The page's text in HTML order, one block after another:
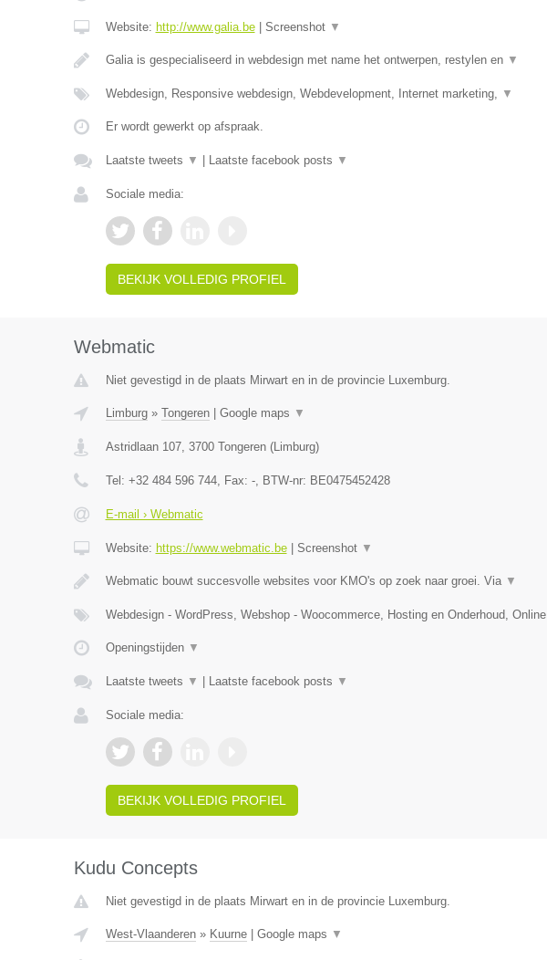
Website: http://www.galia.be| Screenshot ▼
Galia is gespecialiseerd in webdesign met name het ontwerpen, restylen en ▼
Webdesign, Responsive webdesign, Webdevelopment, Internet marketing, ▼
Er wordt gewerkt op afspraak.
Laatste tweets ▼ Laatste facebook posts ▼
Sociale media:
BEKIJK VOLLEDIG PROFIEL
Webmatic
Niet gevestigd in de plaats Mirwart en in de provincie Luxemburg.
Limburg» Tongeren| Google maps ▼
Astridlaan 107, 3700 Tongeren(Limburg)
Tel: +32 484 596 744, Fax: -, BTW-nr: BE0475452428
E-mail › Webmatic
Website: https://www.webmatic.be| Screenshot ▼
Webmatic bouwt succesvolle websites voor KMO's op zoek naar groei. Via ▼
Webdesign - WordPress, Webshop - Woocommerce, Hosting en Onderhoud, Online
Openingstijden ▼
Laatste tweets ▼ Laatste facebook posts ▼
Sociale media:
BEKIJK VOLLEDIG PROFIEL
Kudu Concepts
Niet gevestigd in de plaats Mirwart en in de provincie Luxemburg.
West-Vlaanderen» Kuurne| Google maps ▼